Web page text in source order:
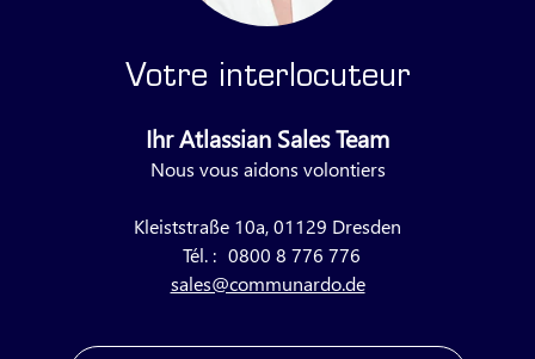
Votre interlocuteur
Ihr Atlassian Sales Team
Nous vous aidons volontiers
Kleiststraße 10a, 01129 Dresden
Tél. : 0800 8 776 776
sales@communardo.de